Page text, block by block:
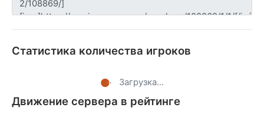
Статистика количества игроков
Загрузка...
Движение сервера в рейтинге